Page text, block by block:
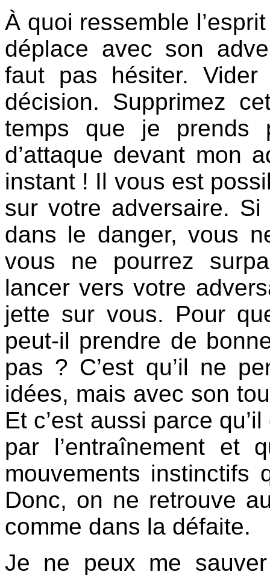
À quoi ressemble
déplace avec son
faut pas hésiter.
décision. Supprimez
temps que je prends
d’attaque devant mon
instant ! Il vous est
sur votre adversaire.
dans le danger, vous
vous ne pourrez
lancer vers votre
jette sur vous. Pour
peut-il prendre de
pas ? C’est qu’il ne
idées, mais avec son
Et c’est aussi parce
par l’entraînement et
mouvements instinctifs
Donc, on ne retrouve
comme dans la défaite.
Je ne peux me